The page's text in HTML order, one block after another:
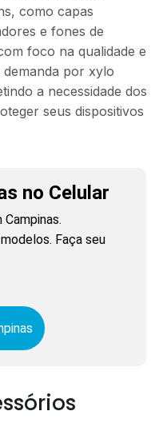
como capas
e fones de
foco na qualidade e
demanda por xylo
a necessidade dos
seus dispositivos
no Celular
Faça seu